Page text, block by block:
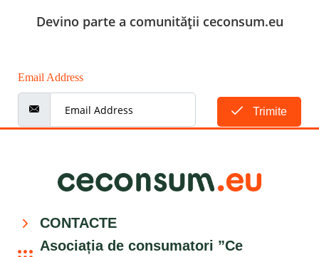
Devino parte a comunității ceconsum.eu
Email Address
Trimite
CONTACTE
Asociația de consumatori ”Ce